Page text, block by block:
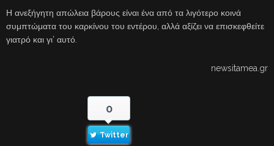
Η ανεξήγητη απώλεια βάρους είναι ένα από τα λιγότερο κοινά
συμπτώματα του καρκίνου του εντέρου, αλλά αξίζει να επισκεφθείτε
γιατρό και γι’ αυτό.
newsitamea.gr
0
Twitter